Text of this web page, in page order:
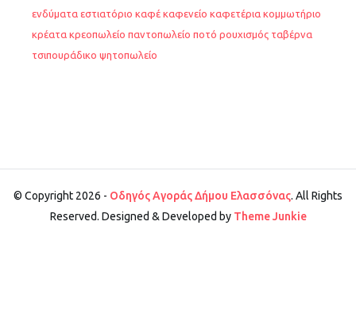
ενδύματα εστιατόριο καφέ καφενείο καφετέρια κομμωτήριο
κρέατα κρεοπωλείο παντοπωλείο ποτό ρουχισμός ταβέρνα
τσιπουράδικο ψητοπωλείο
© Copyright 2026 - Οδηγός Αγοράς Δήμου Ελασσόνας. All Rights
Reserved. Designed & Developed by Theme Junkie